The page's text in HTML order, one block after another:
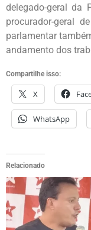
delegado-geral da
procurador-geral
parlamentar
andamento dos
Compartilhe isso:
X
WhatsApp
Relacionado